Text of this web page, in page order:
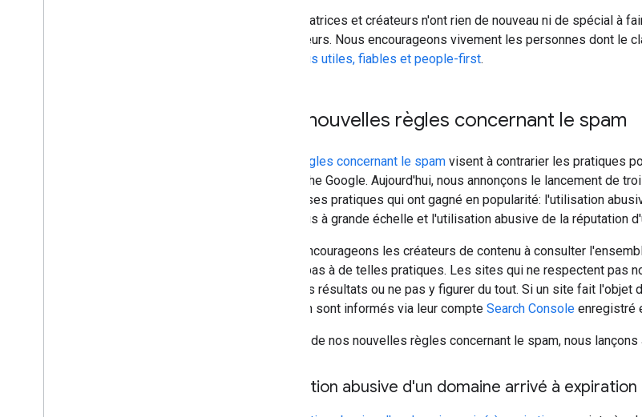
Les créatrices et créateurs n'ont rien de nouveau ni de spécial
utilisateurs. Nous encourageons vivement les personnes dont le
contenus utiles, fiables et people-first.
Nos nouvelles règles concernant le spam
Règles concernant le spam visent à contrarier les pratiques
recherche Google. Aujourd'hui, nous annonçons le lancement de
mauvaises pratiques qui ont gagné en popularité: l'utilisation
contenus à grande échelle et l'utilisation abusive de la réputation
Nous encourageons les créateurs de contenu à consulter
livrent pas à de telles pratiques. Les sites qui ne respectent pas
dans les résultats ou ne pas y figurer du tout. Si un site fait l'objet
sites en sont informés via leur compte Search Console enregistré
En plus de nos nouvelles règles concernant le spam, nous lançons
Utilisation abusive d'un domaine arrivé à expiration